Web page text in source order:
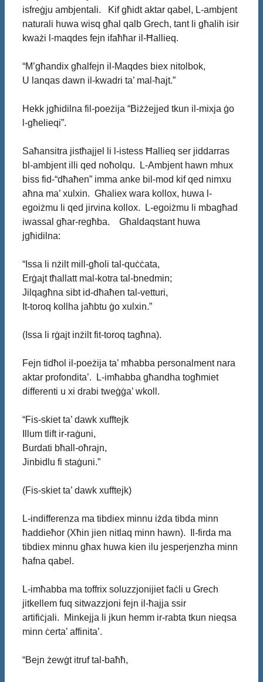
isfreġju ambjentali. Kif għidt aktar qabel, L-ambjent
naturali huwa wisq għal qalb Grech, tant li għalih isir
kważi l-maqdes fejn ifaħħar il-Ħallieq.
“M’għandix għalfejn il-Maqdes biex nitolbok,
U lanqas dawn il-kwadri ta’ mal-ħajt.”
Hekk jgħidilna fil-poeżija “Biżżejjed tkun il-mixja ġo
l-għelieqi”.
Saħansitra jistħajjel li l-istess Ħallieq ser jiddarras
bl-ambjent illi qed noħolqu. L-Ambjent hawn mhux
biss fid-“dħaħen” imma anke bil-mod kif qed nimxu
aħna ma’ xulxin. Għaliex wara kollox, huwa l-
egoiżmu li qed jirvina kollox. L-egoiżmu li mbagħad
iwassal għar-regħba. Għaldaqstant huwa
jgħidilna:
“Issa li nżilt mill-għoli tal-quċċata,
Erġajt tħallatt mal-kotra tal-bnedmin;
Jilqagħna sibt id-dħaħen tal-vetturi,
It-toroq kollha jaħbtu ġo xulxin.”
(Issa li rġajt inżilt fit-toroq tagħna).
Fejn tidħol il-poeżija ta’ mħabba personalment nara
aktar profondita’. L-imħabba għandha togħmiet
differenti u xi drabi tweġġa’ wkoll.
“Fis-skiet ta’ dawk xufftejk
Illum tlift ir-raġuni,
Burdati bħall-oħrajn,
Jinbidlu fi staġuni.”
(Fis-skiet ta’ dawk xufftejk)
L-indifferenza ma tibdiex minnu iżda tibda minn
ħaddieħor (Xħin jien nitlaq minn hawn). Il-firda ma
tibdiex minnu għax huwa kien ilu jesperjenzha minn
ħafna qabel.
L-imħabba ma toffrix soluzzjonijiet faċli u Grech
jitkellem fuq sitwazzjoni fejn il-ħajja ssir
artifiċjali. Minkejja li jkun hemm ir-rabta tkun nieqsa
minn ċerta’ affinita’.
“Bejn żewġt itruf tal-baħħ,